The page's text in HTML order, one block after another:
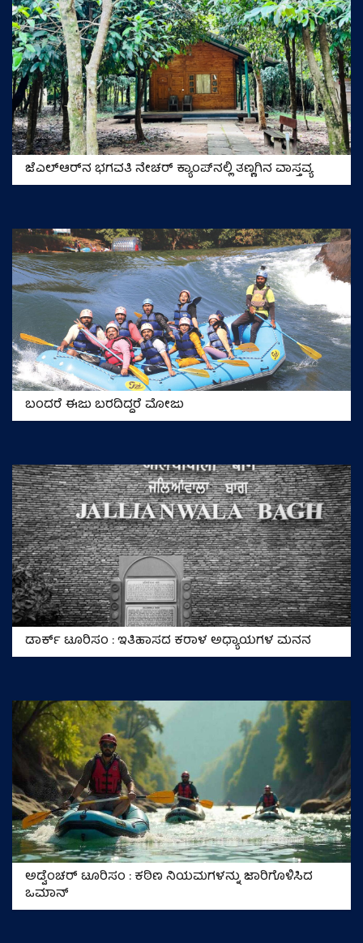
ಜೆಎಲ್‌ಆರ್‌ನ ಭಗವತಿ ನೇಚರ್‌ ಕ್ಯಾಂಪ್‌ನಲ್ಲಿ ತಣ್ಣಗಿನ ವಾಸ್ತವ್ಯ
ಬಂದರೆ ಈಜು ಬರದಿದ್ದರೆ ಮೋಜು
ಡಾರ್ಕ್‌ ಟೂರಿಸಂ : ಇತಿಹಾಸದ ಕರಾಳ ಅಧ್ಯಾಯಗಳ ಮನನ
ಅಡ್ವೆಂಚರ್‌ ಟೂರಿಸಂ : ಕಠಿಣ ನಿಯಮಗಳನ್ನು ಜಾರಿಗೊಳಿಸಿದ
ಒಮಾನ್‌